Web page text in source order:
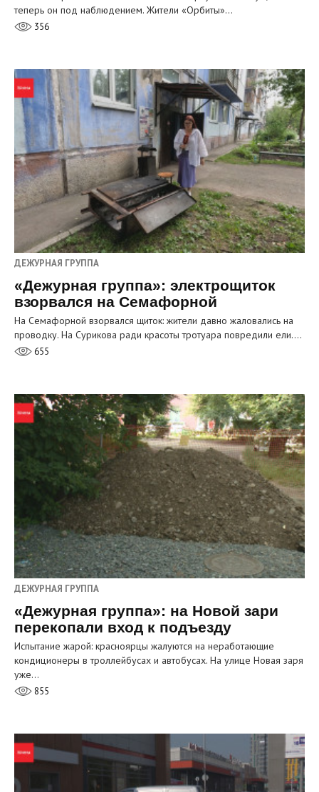
теперь он под наблюдением. Жители «Орбиты»…
356
ДЕЖУРНАЯ ГРУППА
«Дежурная группа»: электрощиток
взорвался на Семафорной
На Семафорной взорвался щиток: жители давно жаловались на
проводку. На Сурикова ради красоты тротуара повредили ели.…
655
ДЕЖУРНАЯ ГРУППА
«Дежурная группа»: на Новой зари
перекопали вход к подъезду
Испытание жарой: красноярцы жалуются на неработающие
кондиционеры в троллейбусах и автобусах. На улице Новая заря
уже…
855